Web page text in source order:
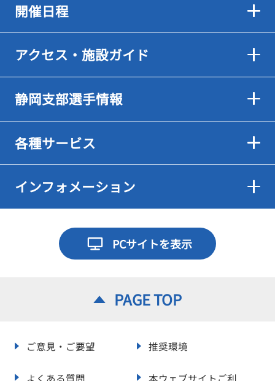
開催日程
アクセス・施設ガイド
静岡支部選手情報
各種サービス
インフォメーション
PCサイトを表示
PAGE TOP
ご意見・ご要望 推奨環境
よくある質問
本ウェブサイトご利